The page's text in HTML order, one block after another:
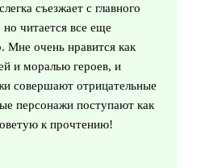
съезжает с главного
читается все еще
Мне очень нравится как
и моралью героев, и
совершают отрицательные
персонажи поступают как
к прочтению!